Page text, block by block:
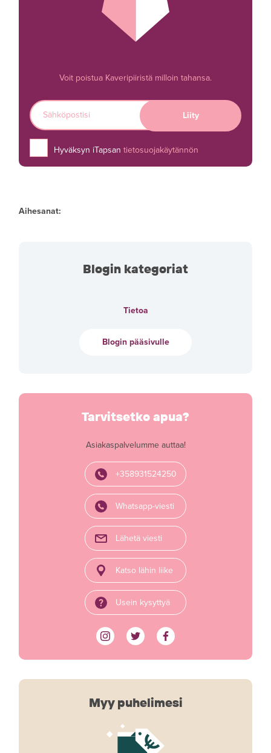
Voit poistua Kaveripiiristä milloin tahansa.
Hyväksyn iTapsan tietosuojakäytännön
Aihesanat:
Blogin kategoriat
Tietoa
Blogin pääsivulle
Tarvitsetko apua?
Asiakaspalvelumme auttaa!
+358931524250
Whatsapp-viesti
Lähetä viesti
Katso lähin liike
Usein kysyttyä
Myy puhelimesi